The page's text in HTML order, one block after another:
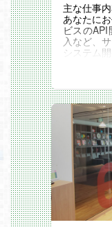
主な仕事
あなたに
ビスの
入など、
システム
サービス
計／開発
・各業種
ト／運用
・外部シ
ト/運用・
・CMSの
・サービ
ブルシュ
析、リカ
・プログ
リクルー
バーエー
界を牽引